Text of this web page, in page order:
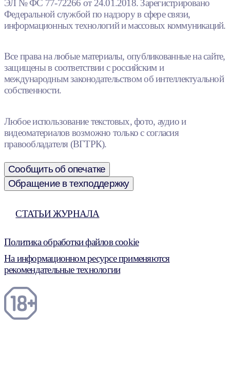
ЭЛ № ФС 77-72266 от 24.01.2018. Зарегистрировано
Федеральной службой по надзору в сфере связи,
информационных технологий и массовых коммуникаций.
Все права на любые материалы, опубликованные на сайте,
защищены в соответствии с российским и
международным законодательством об интеллектуальной
собственности.
Любое использование текстовых, фото, аудио и
видеоматериалов возможно только с согласия
правообладателя (ВГТРК).
Сообщить об опечатке
Обращение в техподдержку
СТАТЬИ ЖУРНАЛА
Политика обработки файлов cookie
На информационном ресурсе применяются
рекомендательные технологии